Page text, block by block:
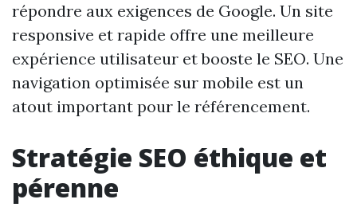
répondre aux exigences de Google. Un site
responsive et rapide offre une meilleure
expérience utilisateur et booste le SEO. Une
navigation optimisée sur mobile est un
atout important pour le référencement.
Stratégie SEO éthique et
pérenne